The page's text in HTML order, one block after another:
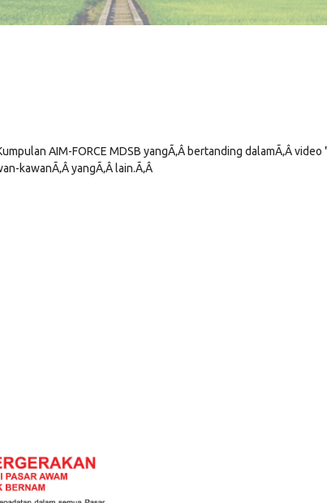
AIM-FORCE MDSB yangÃ‚Â bertanding dalamÃ‚Â
kawanÃ‚Â yangÃ‚Â lain.Ã‚Â